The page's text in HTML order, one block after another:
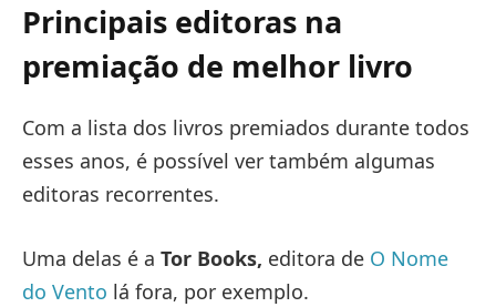
Principais editoras na
premiação de melhor livro
Com a lista dos livros premiados durante todos
esses anos, é possível ver também algumas
editoras recorrentes.
Uma delas é a Tor Books, editora de O Nome
do Vento lá fora, por exemplo.